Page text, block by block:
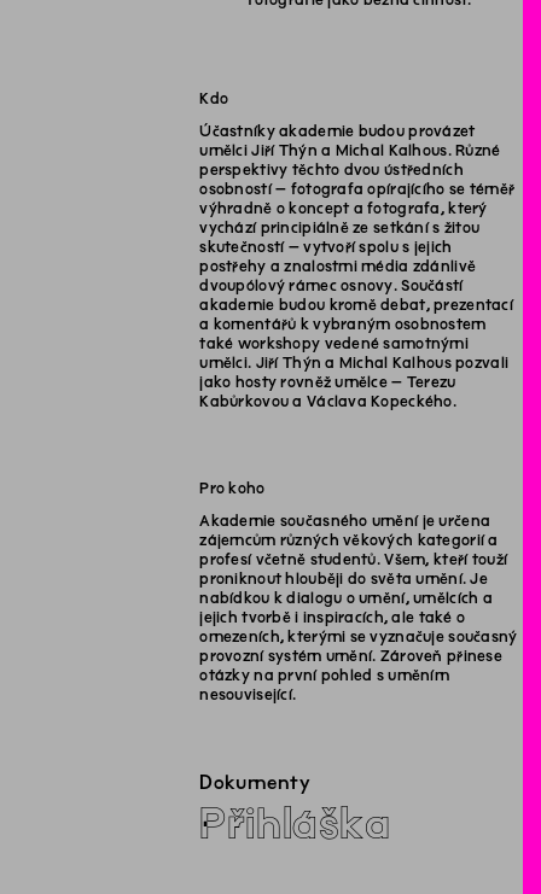
Kdo
Účastníky akademie budou provázet
umělci Jiří Thýn a Michal Kalhous. Různé
perspektivy těchto dvou ústředních
osobností – fotografa opírajícího se téměř
výhradně o koncept a fotografa, který
vychází principiálně ze setkání s žitou
skutečností – vytvoří spolu s jejich
postřehy a znalostmi média zdánlivě
dvoupólový rámec osnovy. Součástí
akademie budou kromě debat, prezentací
a komentářů k vybraným osobnostem
také workshopy vedené samotnými
umělci. Jiří Thýn a Michal Kalhous pozvali
jako hosty rovněž umělce – Terezu
Kabůrkovou a Václava Kopeckého.
Pro koho
Akademie současného umění je určena
zájemcům různých věkových kategorií a
profesí včetně studentů. Všem, kteří touží
proniknout hlouběji do světa umění. Je
nabídkou k dialogu o umění, umělcích a
jejich tvorbě i inspiracích, ale také o
omezeních, kterými se vyznačuje současný
provozní systém umění. Zároveň přinese
otázky na první pohled s uměním
nesouvisející.
Dokumenty
Přihláška